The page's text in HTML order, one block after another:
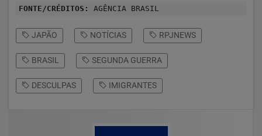
FONTE/CRÉDITOS: AGÊNCIA BRASIL
JAPÃO NOTÍCIAS RPJNEWS
BRASIL SEGUNDA GUERRA
DESCULPAS IMIGRANTES